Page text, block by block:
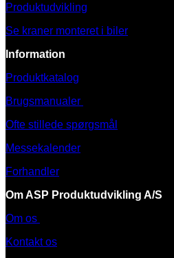
Produktudvikling
Se kraner monteret i biler
Information
Produktkatalog
Brugsmanualer
Ofte stillede spørgsmål
Messekalender
Forhandler
Om ASP Produktudvikling A/S
Om os
Kontakt os